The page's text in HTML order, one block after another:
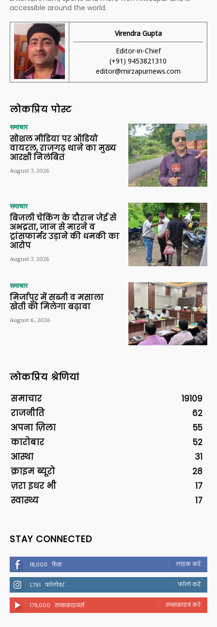
accessible around the world.
Virendra Gupta
Editor-in-Chief
(+91) 9453821310
editor@mirzapurnews.com
लोकप्रिय पोस्ट
समाचार
सोशल मीडिया पर ऑडियो
वायरल, राजगढ़ थाने का मुख्य
आरक्षी निलंबित
August 7, 2026
समाचार
बिजली चेकिंग के दौरान जेई से
अभद्रता, जान से मारने व
ट्रांसफार्मर उड़ाने की धमकी का
आरोप
August 7, 2026
समाचार
मिर्जापुर में सब्जी व मसाला
खेती को मिलेगा बढ़ावा
August 6, 2026
लोकप्रिय श्रेणियां
समाचार
19109
राजनीति
62
अपना ज़िला
55
कारोबार
52
आस्था
31
क्राइम ब्यूरो
28
ज़रा इधर भी
17
स्वास्थ्य
17
STAY CONNECTED
18,000 फैंस लाइक करें
1,791 फॉलोवर फॉलो करें
179,000 सब्सक्राइबर्स सब्सक्राइब करें